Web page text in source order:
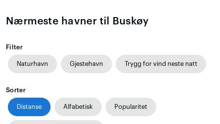
Nærmeste havner til Buskøy
Filter
Naturhavn Gjestehavn Trygg for vind neste natt
Sorter
Distanse Alfabetisk Popularitet